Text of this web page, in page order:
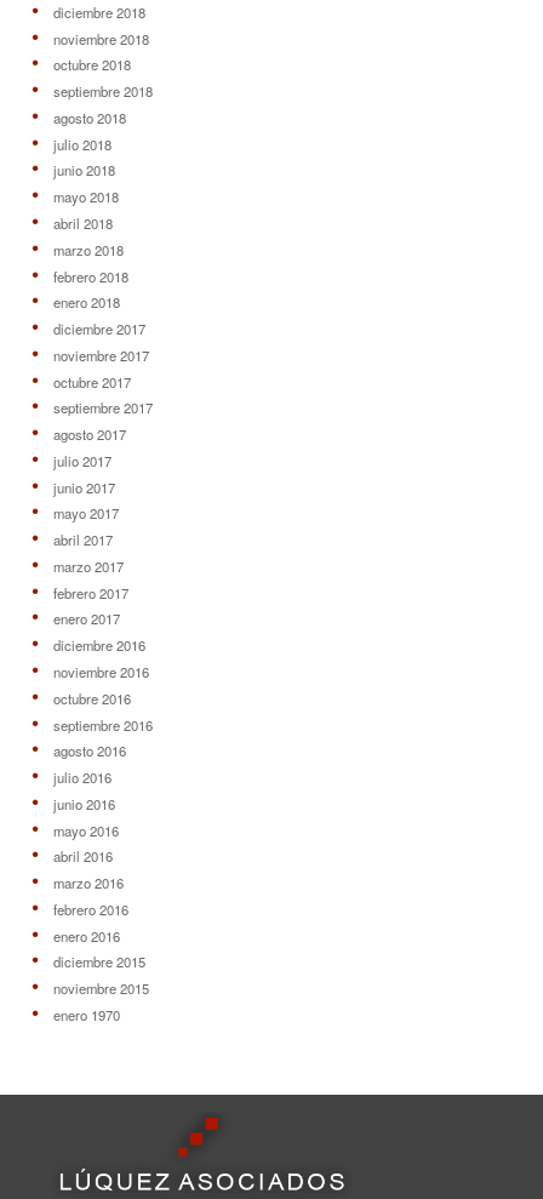
diciembre 2018
noviembre 2018
octubre 2018
septiembre 2018
agosto 2018
julio 2018
junio 2018
mayo 2018
abril 2018
marzo 2018
febrero 2018
enero 2018
diciembre 2017
noviembre 2017
octubre 2017
septiembre 2017
agosto 2017
julio 2017
junio 2017
mayo 2017
abril 2017
marzo 2017
febrero 2017
enero 2017
diciembre 2016
noviembre 2016
octubre 2016
septiembre 2016
agosto 2016
julio 2016
junio 2016
mayo 2016
abril 2016
marzo 2016
febrero 2016
enero 2016
diciembre 2015
noviembre 2015
enero 1970